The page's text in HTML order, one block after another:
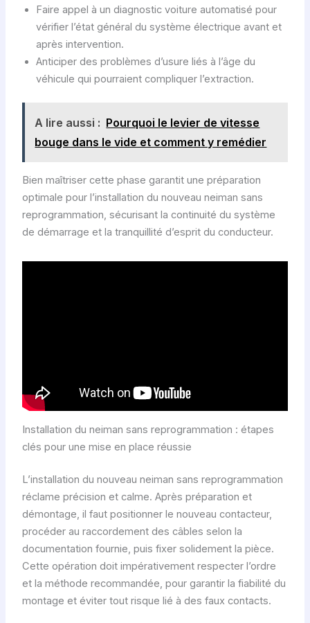
Faire appel à un diagnostic voiture automatisé pour
vérifier l’état général du système électrique avant et
après intervention.
Anticiper des problèmes d’usure liés à l’âge du
véhicule qui pourraient compliquer l’extraction.
A lire aussi : Pourquoi le levier de vitesse
bouge dans le vide et comment y remédier
Bien maîtriser cette phase garantit une préparation
optimale pour l’installation du nouveau neiman sans
reprogrammation, sécurisant la continuité du système
de démarrage et la tranquillité d’esprit du conducteur.
Installation du neiman sans reprogrammation : étapes
clés pour une mise en place réussie
L’installation du nouveau neiman sans reprogrammation
réclame précision et calme. Après préparation et
démontage, il faut positionner le nouveau contacteur,
procéder au raccordement des câbles selon la
documentation fournie, puis fixer solidement la pièce.
Cette opération doit impérativement respecter l’ordre
et la méthode recommandée, pour garantir la fiabilité du
montage et éviter tout risque lié à des faux contacts.